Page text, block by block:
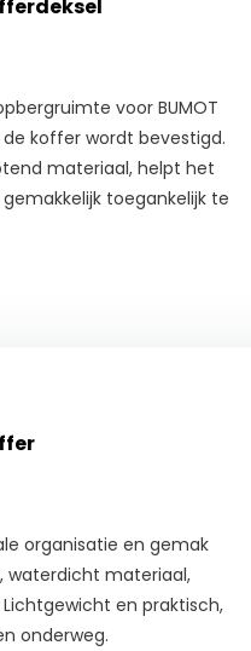
voor BUMOT
koffer wordt bevestigd.
materiaal, helpt het
toegankelijk te
organisatie en gemak
waterdicht materiaal,
en praktisch,
onderweg.